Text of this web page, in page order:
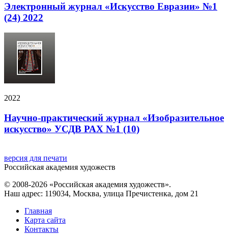
Электронный журнал «Искусство Евразии» №1
(24) 2022
2022
Научно-практический журнал «Изобразительное
искусство» УСДВ РАХ №1 (10)
версия для печати
Российская академия художеств
© 2008-2026 «Российская академия художеств».
Наш адрес: 119034, Москва, улица Пречистенка, дом 21
Главная
Карта сайта
Контакты